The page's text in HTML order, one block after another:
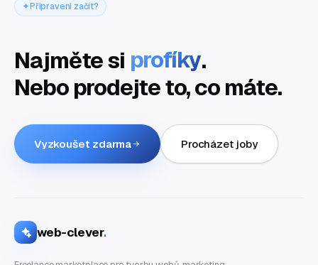
Připraveni začít?
Najměte si profíky.
Nebo prodejte to, co máte.
Vyzkoušet zdarma Procházet joby
web-clever.